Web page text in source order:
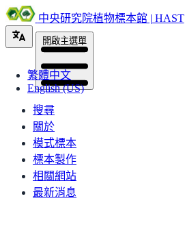
中央研究院植物標本館 | HAST
繁體中文
English (US)
開啟主選單
搜尋
關於
模式標本
標本製作
相關網站
最新消息